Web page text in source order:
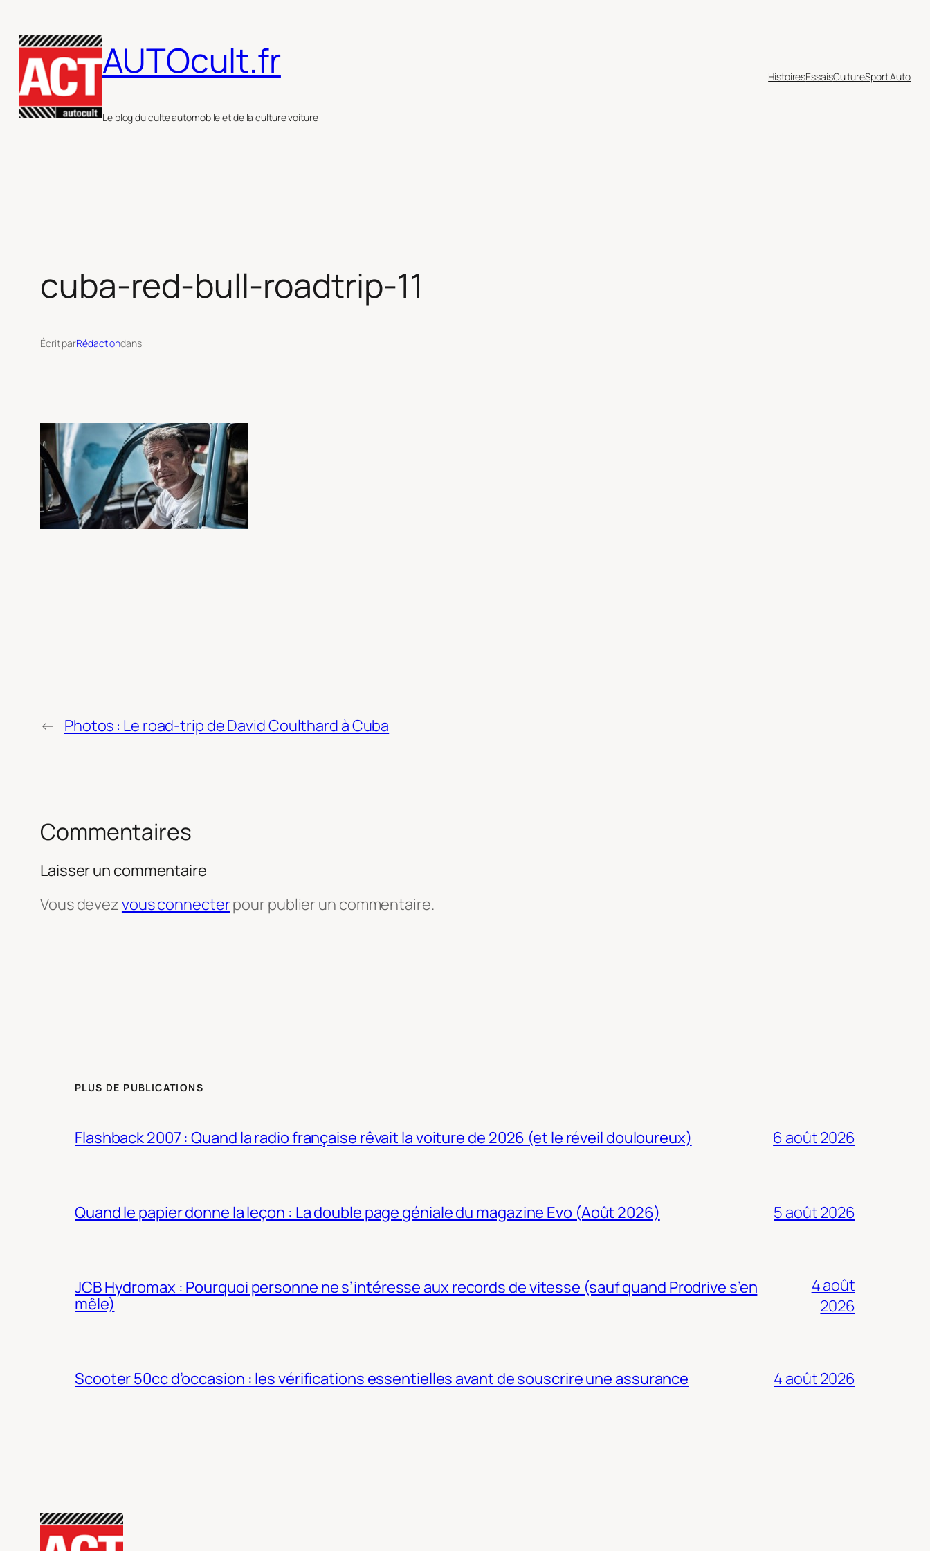
au
contenu
AUTOcult.fr
Le blog du culte automobile et de la culture voiture
HistoiresEssaisCultureSport Auto
cuba-red-bull-roadtrip-11
Écrit parRédactiondans
← Photos : Le road-trip de David Coulthard à Cuba
Commentaires
Laisser un commentaire
Vous devezvous connecterpour publier un commentaire.
PLUS DE PUBLICATIONS
Flashback 2007 : Quand la radio française rêvait la voiture de 2026 (et le réveil douloureux) 6 août 2026
Quand le papier donne la leçon : La double page géniale du magazine Evo (Août 2026) 5 août 2026
JCB Hydromax : Pourquoi personne ne s’intéresse aux records de vitesse (sauf quand Prodrive s’en
mêle)
4 août
2026
Scooter 50cc d’occasion : les vérifications essentielles avant de souscrire une assurance 4 août 2026